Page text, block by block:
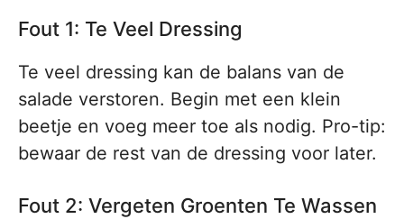
Fout 1: Te Veel Dressing
Te veel dressing kan de balans van de
salade verstoren. Begin met een klein
beetje en voeg meer toe als nodig. Pro-tip:
bewaar de rest van de dressing voor later.
Fout 2: Vergeten Groenten Te Wassen